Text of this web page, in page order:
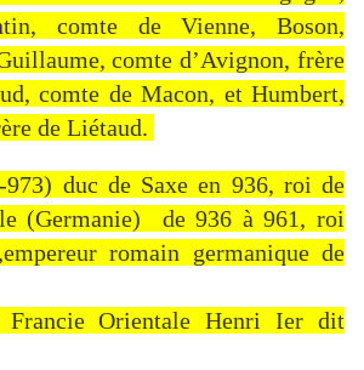
comte de Vienne, Boson,
comte d’Avignon, frère
comte de Macon, et Humbert,
de Liétaud.
duc de Saxe en 936, roi de
(Germanie) de 936 à 961, roi
romain germanique de
Orientale Henri Ier dit